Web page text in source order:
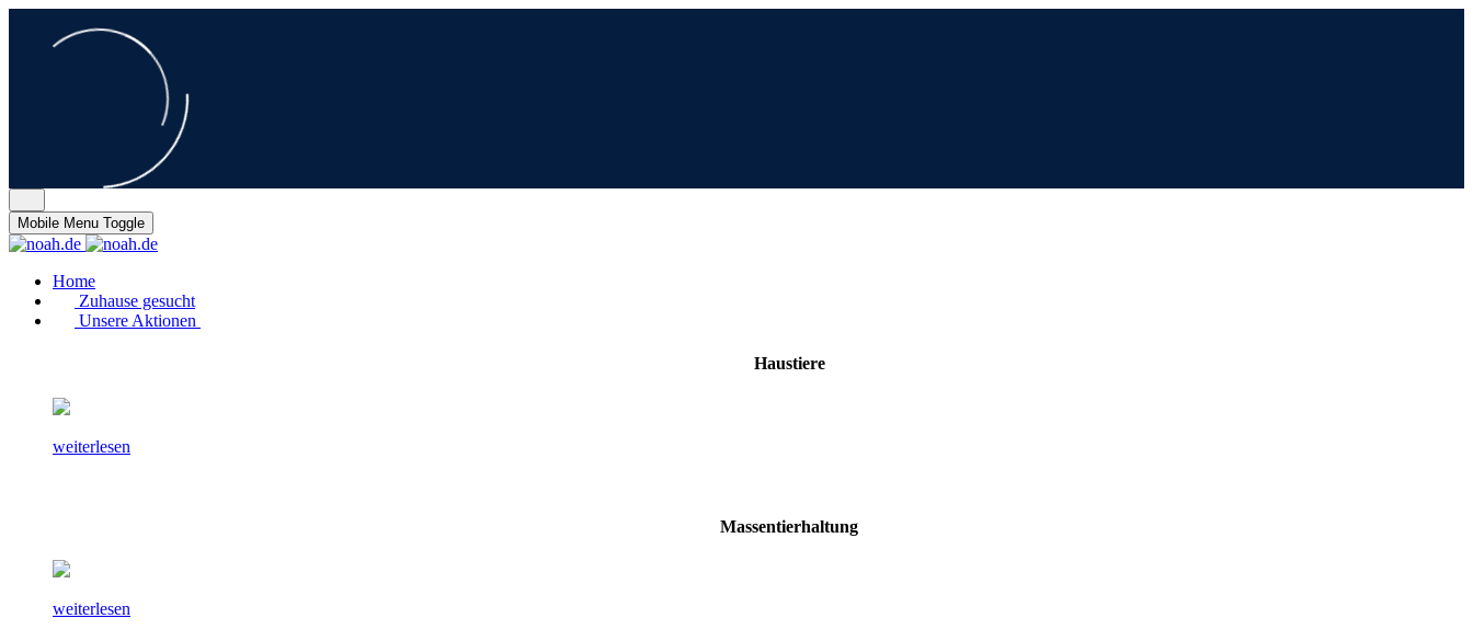
Mobile Menu Toggle
Home
Zuhause gesucht
Unsere Aktionen
Haustiere
weiterlesen
Massentierhaltung
weiterlesen